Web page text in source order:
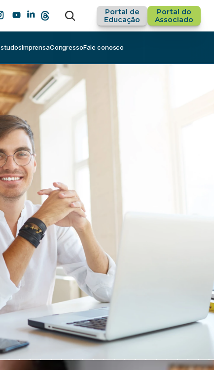
Portal de
Educação
Portal do
Associado
ImprensaCongressoFale conosco